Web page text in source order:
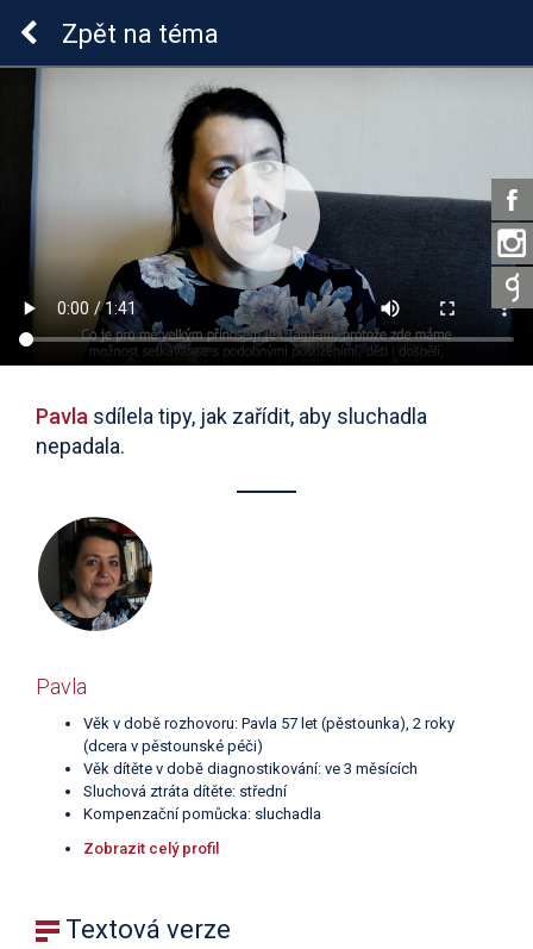
Sluchová vada u dětí
Zpět na téma
Pavla sdílela tipy, jak zařídit, aby sluchadla
nepadala.
Pavla
Věk v době rozhovoru: Pavla 57 let (pěstounka), 2 roky
(dcera v pěstounské péči)
Věk dítěte v době diagnostikování: ve 3 měsících
Sluchová ztráta dítěte: střední
Kompenzační pomůcka: sluchadla
Zobrazit celý profil
Textová verze